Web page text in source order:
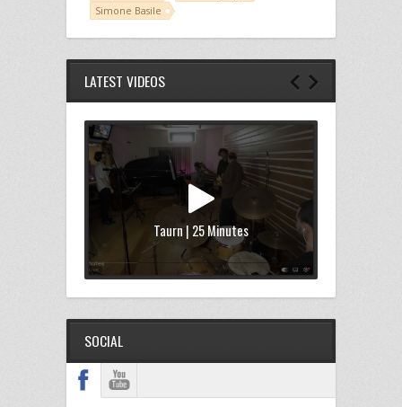
Simone Basile
LATEST VIDEOS
Taurn | 25 Minutes
SOCIAL